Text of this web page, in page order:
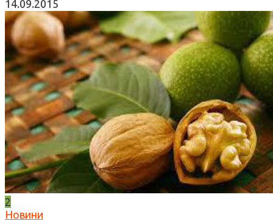
14.09.2015
2
Новини